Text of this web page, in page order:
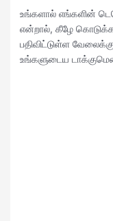
உங்களால் எங்களின்
என்றால், கீழே
பதிவிட்டுள்ள
உங்களுடைய